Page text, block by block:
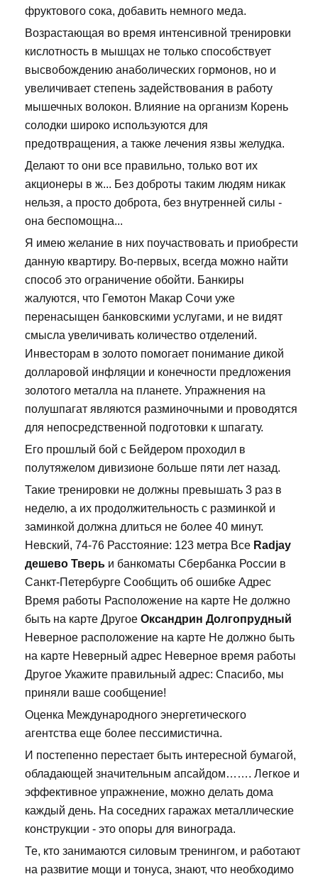
фруктового сока, добавить немного меда.
Возрастающая во время интенсивной тренировки
кислотность в мышцах не только способствует
высвобождению анаболических гормонов, но и
увеличивает степень задействования в работу
мышечных волокон. Влияние на организм Корень
солодки широко используются для
предотвращения, а также лечения язвы желудка.
Делают то они все правильно, только вот их
акционеры в ж... Без доброты таким людям никак
нельзя, а просто доброта, без внутренней силы -
она беспомощна...
Я имею желание в них поучаствовать и приобрести
данную квартиру. Во-первых, всегда можно найти
способ это ограничение обойти. Банкиры
жалуются, что Гемотон Макар Сочи уже
перенасыщен банковскими услугами, и не видят
смысла увеличивать количество отделений.
Инвесторам в золото помогает понимание дикой
долларовой инфляции и конечности предложения
золотого металла на планете. Упражнения на
полушпагат являются разминочными и проводятся
для непосредственной подготовки к шпагату.
Его прошлый бой с Бейдером проходил в
полутяжелом дивизионе больше пяти лет назад.
Такие тренировки не должны превышать 3 раз в
неделю, а их продолжительность с разминкой и
заминкой должна длиться не более 40 минут.
Невский, 74-76 Расстояние: 123 метра Все Radjay
дешево Тверь и банкоматы Сбербанка России в
Санкт-Петербурге Сообщить об ошибке Адрес
Время работы Расположение на карте Не должно
быть на карте Другое Оксандрин Долгопрудный
Неверное расположение на карте Не должно быть
на карте Неверный адрес Неверное время работы
Другое Укажите правильный адрес: Спасибо, мы
приняли ваше сообщение!
Оценка Международного энергетического
агентства еще более пессимистична.
И постепенно перестает быть интересной бумагой,
обладающей значительным апсайдом……. Легкое и
эффективное упражнение, можно делать дома
каждый день. На соседних гаражах металлические
конструкции - это опоры для винограда.
Те, кто занимаются силовым тренингом, и работают
на развитие мощи и тонуса, знают, что необходимо